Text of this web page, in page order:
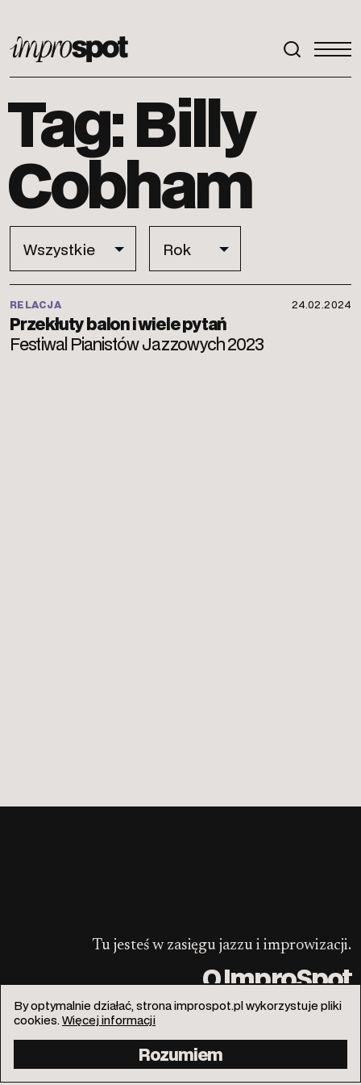
ImproSpot
Tag: Billy
Cobham
Przekłuty balon i wiele pytań
Festiwal Pianistów Jazzowych 2023
RELACJA 24.02.2024
Tu jesteś w zasięgu jazzu i improwizacji.
O ImproSpot
info@improspot.pl
By optymalnie działać, strona improspot.pl wykorzystuje pliki
cookies.Więcej informacji
Rozumiem